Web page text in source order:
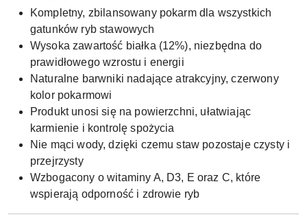
Kompletny, zbilansowany pokarm dla wszystkich
gatunków ryb stawowych
Wysoka zawartość białka (12%), niezbędna do
prawidłowego wzrostu i energii
Naturalne barwniki nadające atrakcyjny, czerwony
kolor pokarmowi
Produkt unosi się na powierzchni, ułatwiając
karmienie i kontrolę spożycia
Nie mąci wody, dzięki czemu staw pozostaje czysty i
przejrzysty
Wzbogacony o witaminy A, D3, E oraz C, które
wspierają odporność i zdrowie ryb